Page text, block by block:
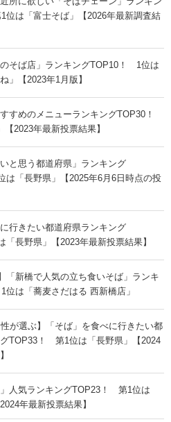
は「富士そば」【2026年最新調査結
のそば店」ランキングTOP10！ 1位は
」【2023年1月版】
すすめのメニューランキングTOP30！
2023年最新投票結果】
いと思う都道府県」ランキング
「長野県」【2025年6月6日時点の投
に行きたい都道府県ランキング
長野県」【2023年最新投票結果】
「新橋で人気の立ち食いそば」ランキ
は「蕎麦さだはる 西新橋店」
性が選ぶ】「そば」を食べに行きたい都
TOP33！ 第1位は「長野県」【2024
」人気ランキングTOP23！ 第1位は
年最新投票結果】